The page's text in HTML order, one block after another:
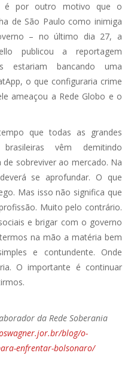
é por outro motivo que o
de São Paulo como inimiga
– no último dia 27, a
publicou a reportagem
estariam bancando uma
o que configuraria crime
ameaçou a Rede Globo e o
que todas as grandes
vêm demitindo
sobreviver ao mercado. Na
se aprofundar. O que
Mas isso não significa que
Muito pelo contrário.
e brigar com o governo
na mão a matéria bem
e contundente. Onde
O importante é continuar
da Rede Soberania
blog/o-
enfrentar-bolsonaro/